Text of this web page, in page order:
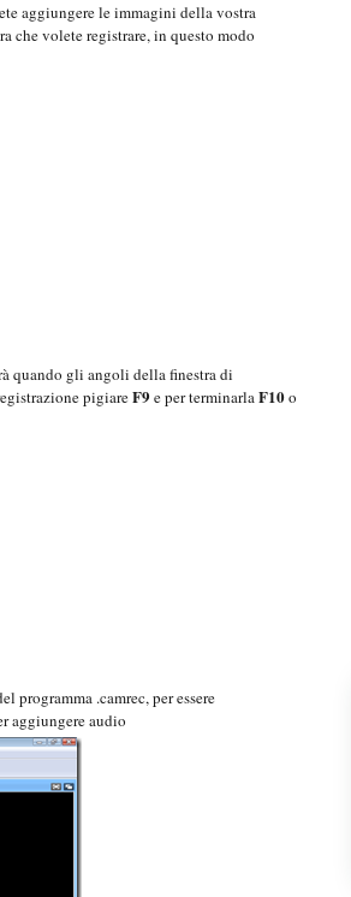
aggiungere le immagini della vostra
che volete registrare, in questo modo
quando gli angoli della finestra di
pigiareF9 e per terminarlaF10o
programma .camrec, per essere
aggiungere audio